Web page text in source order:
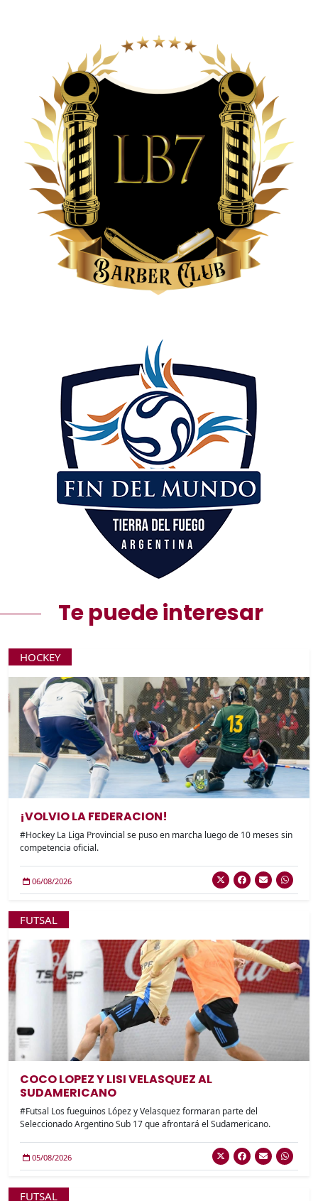
Te puede interesar
HOCKEY
¡VOLVIO LA FEDERACION!
#Hockey La Liga Provincial se puso en marcha luego de 10 meses sin
competencia oficial.
06/08/2026
FUTSAL
COCO LOPEZ Y LISI VELASQUEZ AL
SUDAMERICANO
#Futsal Los fueguinos López y Velasquez formaran parte del
Seleccionado Argentino Sub 17 que afrontará el Sudamericano.
05/08/2026
FUTSAL